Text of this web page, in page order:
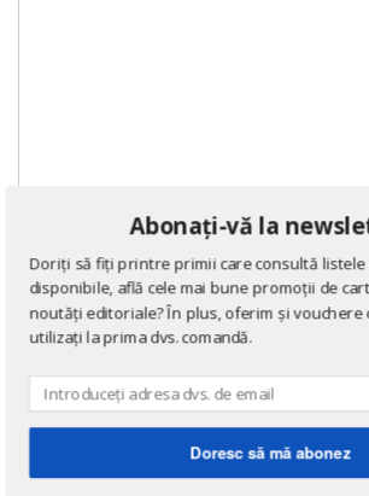
DE ACELAȘI AUTOR
→ afișează toate cărțile
25%
Abonați-vă la
Doriți să fiți printre primii care consultă listele
disponibile, află cele mai bune promoții de
noutăți editoriale? În plus, oferim și vouchere
utilizați la prima dvs. comandă.
Doresc să mă abonez